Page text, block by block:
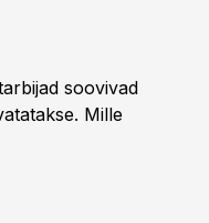
soovivad
Mille